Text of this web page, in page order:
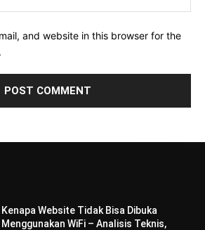
and website in this browser for the
Kenapa Website Tidak Bisa Dibuka
Menggunakan WiFi – Analisis Teknis,